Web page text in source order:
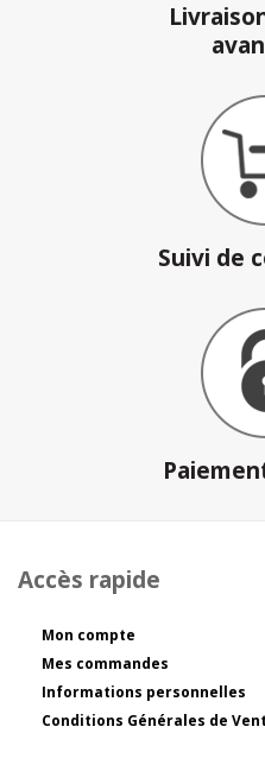
Suivi de
Accès rapide
Mon compte
Mes commandes
Informations personnelles
Conditions Générales de